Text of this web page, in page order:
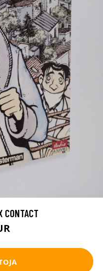
CONTACT